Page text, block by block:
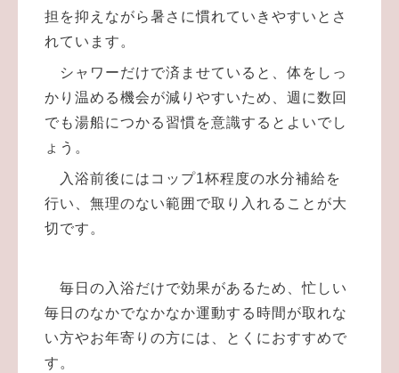
担を抑えながら暑さに慣れていきやすいとさ
れています。
シャワーだけで済ませていると、体をしっ
かり温める機会が減りやすいため、週に数回
でも湯船につかる習慣を意識するとよいでし
ょう。
入浴前後にはコップ1杯程度の水分補給を
行い、無理のない範囲で取り入れることが大
切です。
毎日の入浴だけで効果があるため、忙しい
毎日のなかでなかなか運動する時間が取れな
い方やお年寄りの方には、とくにおすすめで
す。